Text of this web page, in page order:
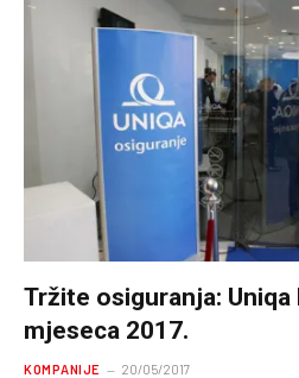
Tržite osiguranja:
mjeseca 2017.
KOMPANIJE 20/05/2017